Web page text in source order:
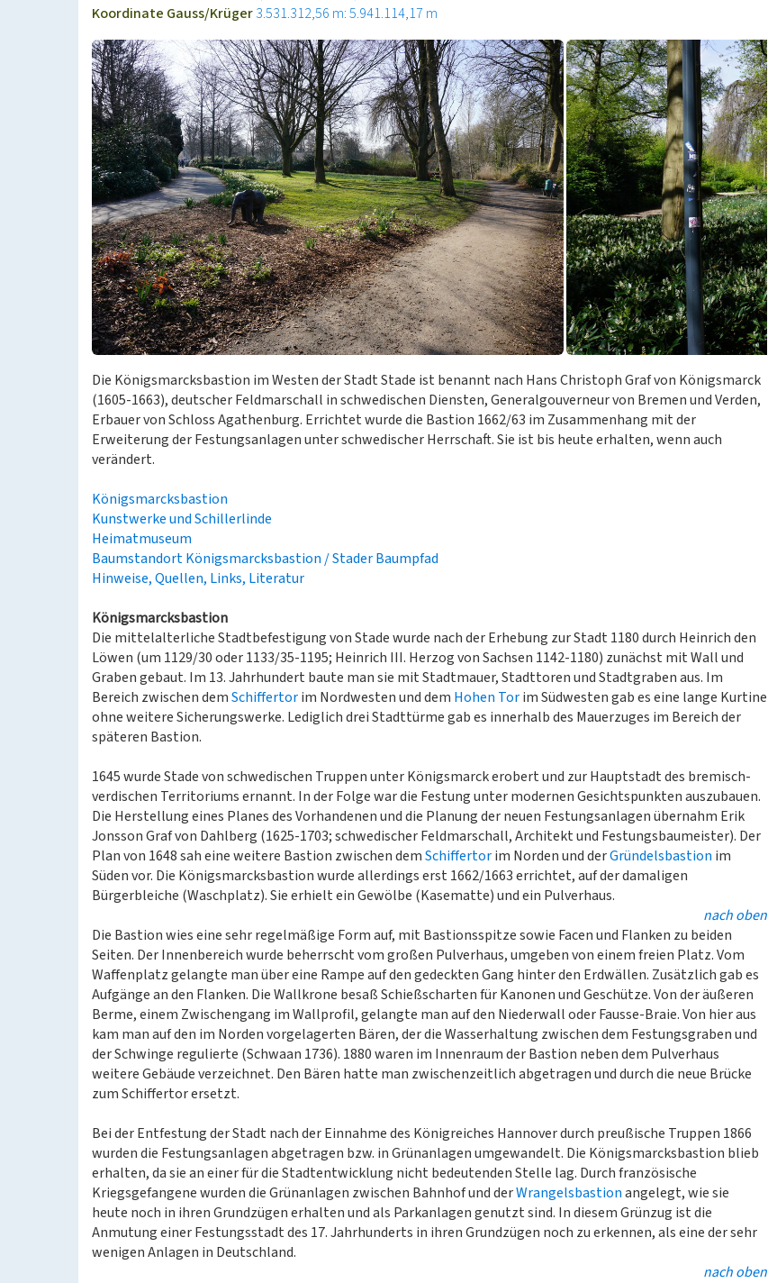
Koordinate Gauss/Krüger3.531.312,56 m: 5.941.114,17 m
Die Königsmarcksbastion im Westen der Stadt Stade ist benannt nach Hans Christoph Graf von Königsmarck
(1605-1663), deutscher Feldmarschall in schwedischen Diensten, Generalgouverneur von Bremen und Verden,
Erbauer von Schloss Agathenburg. Errichtet wurde die Bastion 1662/63 im Zusammenhang mit der
Erweiterung der Festungsanlagen unter schwedischer Herrschaft. Sie ist bis heute erhalten, wenn auch
verändert.
Königsmarcksbastion
Kunstwerke und Schillerlinde
Heimatmuseum
Baumstandort Königsmarcksbastion / Stader Baumpfad
Hinweise, Quellen, Links, Literatur
Königsmarcksbastion
Die mittelalterliche Stadtbefestigung von Stade wurde nach der Erhebung zur Stadt 1180 durch Heinrich den
Löwen (um 1129/30 oder 1133/35-1195; Heinrich III. Herzog von Sachsen 1142-1180) zunächst mit Wall und
Graben gebaut. Im 13. Jahrhundert baute man sie mit Stadtmauer, Stadttoren und Stadtgraben aus. Im
Bereich zwischen demSchiffertorim Nordwesten und dem Hohen Torim Südwesten gab es eine lange Kurtine
ohne weitere Sicherungswerke. Lediglich drei Stadttürme gab es innerhalb des Mauerzuges im Bereich der
späteren Bastion.
1645 wurde Stade von schwedischen Truppen unter Königsmarck erobert und zur Hauptstadt des bremisch-
verdischen Territoriums ernannt. In der Folge war die Festung unter modernen Gesichtspunkten auszubauen.
Die Herstellung eines Planes des Vorhandenen und die Planung der neuen Festungsanlagen übernahm Erik
Jonsson Graf von Dahlberg (1625-1703; schwedischer Feldmarschall, Architekt und Festungsbaumeister). Der
Plan von 1648 sah eine weitere Bastion zwischen demSchiffertorim Norden und derGründelsbastion im
Süden vor. Die Königsmarcksbastion wurde allerdings erst 1662/1663 errichtet, auf der damaligen
Bürgerbleiche (Waschplatz). Sie erhielt ein Gewölbe (Kasematte) und ein Pulverhaus.
nach oben
Die Bastion wies eine sehr regelmäßige Form auf, mit Bastionsspitze sowie Facen und Flanken zu beiden
Seiten. Der Innenbereich wurde beherrscht vom großen Pulverhaus, umgeben von einem freien Platz. Vom
Waffenplatz gelangte man über eine Rampe auf den gedeckten Gang hinter den Erdwällen. Zusätzlich gab es
Aufgänge an den Flanken. Die Wallkrone besaß Schießscharten für Kanonen und Geschütze. Von der äußeren
Berme, einem Zwischengang im Wallprofil, gelangte man auf den Niederwall oder Fausse-Braie. Von hier aus
kam man auf den im Norden vorgelagerten Bären, der die Wasserhaltung zwischen dem Festungsgraben und
der Schwinge regulierte (Schwaan 1736). 1880 waren im Innenraum der Bastion neben dem Pulverhaus
weitere Gebäude verzeichnet. Den Bären hatte man zwischenzeitlich abgetragen und durch die neue Brücke
zum Schiffertor ersetzt.
Bei der Entfestung der Stadt nach der Einnahme des Königreiches Hannover durch preußische Truppen 1866
wurden die Festungsanlagen abgetragen bzw. in Grünanlagen umgewandelt. Die Königsmarcksbastion blieb
erhalten, da sie an einer für die Stadtentwicklung nicht bedeutenden Stelle lag. Durch französische
Kriegsgefangene wurden die Grünanlagen zwischen Bahnhof und derWrangelsbastionangelegt, wie sie
heute noch in ihren Grundzügen erhalten und als Parkanlagen genutzt sind. In diesem Grünzug ist die
Anmutung einer Festungsstadt des 17. Jahrhunderts in ihren Grundzügen noch zu erkennen, als eine der sehr
wenigen Anlagen in Deutschland.
nach oben